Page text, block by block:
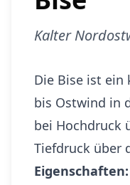
Kalter
Die Bise ist ein
bis Ostwind in
bei Hochdruck
Tiefdruck über
Eigenschaften: